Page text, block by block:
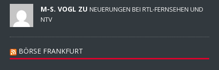
M-S. VOGL ZU NEUERUNGEN BEI RTL-FERNSEHEN UND
NTV
BÖRSE FRANKFURT